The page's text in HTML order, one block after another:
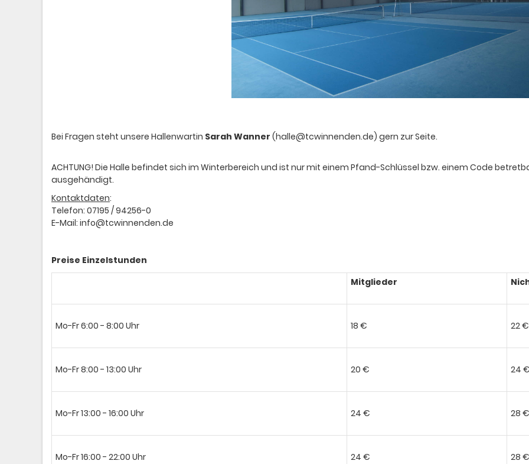
Bei Fragen steht unsere Hallenwartin Sarah Wanner (halle@tcwinnenden.de) gern zur Seite.
ACHTUNG! Die Halle befindet sich im Winterbereich und ist nur mit einem Pfand-Schlüssel bzw. einem Code
ausgehändigt.
Kontaktdaten:
Telefon: 07195 / 94256-0
E-Mail: info@tcwinnenden.de
Preise Einzelstunden
Mitglieder
Mo-Fr 6:00 - 8:00 Uhr 18 € 22 €
Mo-Fr 8:00 - 13:00 Uhr 20 € 24 €
Mo-Fr 13:00 - 16:00 Uhr 24 € 28 €
Mo-Fr 16:00 - 22:00 Uhr 24 € 28 €